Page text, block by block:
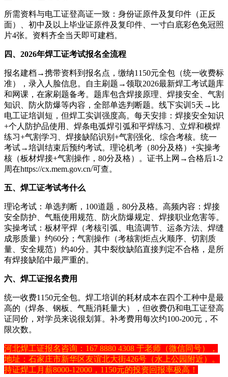
所需资料与电工证登高证一致：身份证原件及复印件（正反
面）、初中及以上毕业证原件及复印件、一寸白底彩色免冠照
片4张。资料齐全当天即可建档。
四、2026年焊工证考试报名全流程
报名建档→携带资料到报名点，缴纳1150元全包（统一收费标
准），录入人脸信息。自主刷题→领取2026最新焊工考试题库
和网课，在家刷题备考。题库包含焊接原理、焊接安全、气割
知识、防火防爆等内容，全部单选判断题。线下实训5天→比
电工证培训短，但焊工实训强度高。每天安排：焊接安全知识
+个人防护品使用、焊条电弧焊引弧和平焊练习、立焊和横焊
练习+气割学习、焊接缺陷识别+气割强化、综合考核。统一
考试→培训结束后预约考试。理论机考（80分及格）+实操考
核（板材焊接+气割操作，80分及格）。证书上网→合格后1-2
周在https://cx.mem.gov.cn/可查。
五、焊工证考试考什么
理论考试：单选判断，100道题，80分及格。高频内容：焊接
安全防护、气瓶使用规范、防火防爆规定、焊接职业危害等。
实操考试：板材平焊（考核引弧、电流调节、运条方法、焊缝
成形质量）约60分；气割操作（考核割炬点火顺序、切割质
量、安全规范）约40分。其中裂纹缺陷直接判定不合格，是所
有焊接缺陷中最严重的。
六、焊工证报名费用
统一收费1150元全包。焊工培训的耗材成本在四个工种中是最
高的（焊条、钢板、气瓶消耗量大），但收费仍和电工证登高
证同价，对学员来说很划算。补考费用每次约100-200元，不
限次数。
河北焊工证报名咨询：167 8880 4308 于老师（微信同号），
地址：石家庄市新华区友谊北大街426号（水上公园附近）。
持证焊工月薪8000-12000，1150元的投资回报率极高！